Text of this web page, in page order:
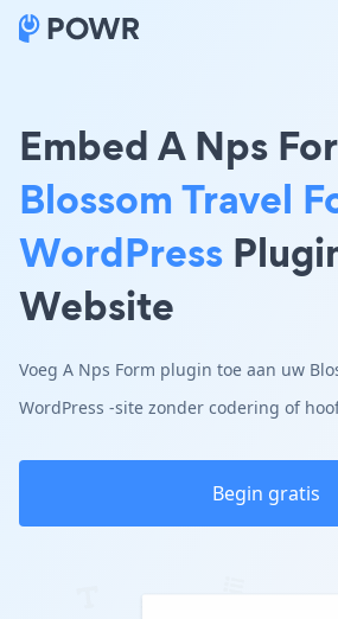
Embed A Nps
Blossom Travel
WordPress
Website
Voeg A Nps Form plugin toe aan uw
WordPress -site zonder codering of
Begin gratis